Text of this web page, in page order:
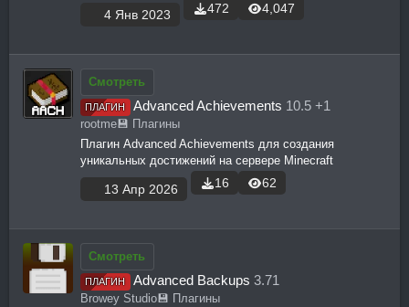
4 Янв 2023 472 4,047
Смотреть
ПЛАГИН Advanced Achievements 10.5 +1
rootme💾 Плагины
Плагин Advanced Achievements для создания
уникальных достижений на сервере Minecraft
13 Апр 2026 16 62
Смотреть
ПЛАГИН Advanced Backups 3.71
Browey Studio💾 Плагины